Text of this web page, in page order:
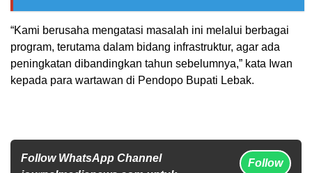
“Kami berusaha mengatasi masalah ini melalui berbagai
program, terutama dalam bidang infrastruktur, agar ada
peningkatan dibandingkan tahun sebelumnya,” kata Iwan
kepada para wartawan di Pendopo Bupati Lebak.
Follow WhatsApp Channel
Follow